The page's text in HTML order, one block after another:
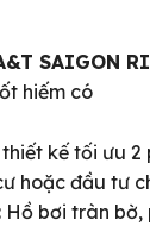
SAIGON
hiếm có
thiết kế tối ưu
hoặc đầu tư
Hồ bơi tràn